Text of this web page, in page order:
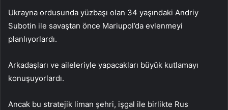
Ukrayna ordusunda yüzbaşı olan 34 yaşındaki Andriy
Subotin ile savaştan önce Mariupol’da evlenmeyi
planlıyorlardı.
Arkadaşları ve aileleriyle yapacakları büyük kutlamayı
konuşuyorlardı.
Ancak bu stratejik liman şehri, işgal ile birlikte Rus